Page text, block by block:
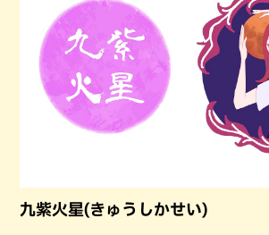
九紫火星(きゅうしかせい)